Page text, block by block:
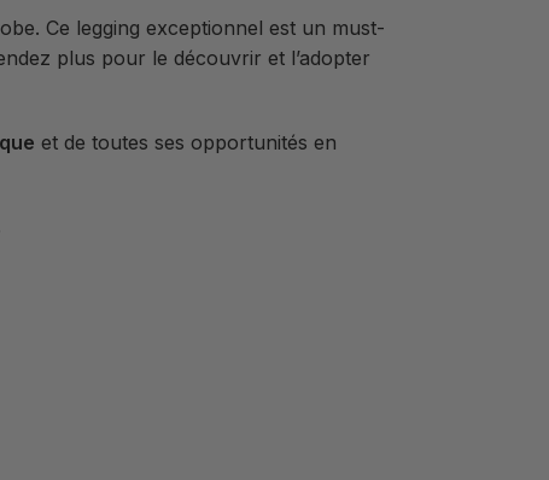
Ce legging exceptionnel est un must-
plus pour le découvrir et l’adopter
et de toutes ses opportunités en